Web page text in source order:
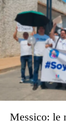
Messico: le